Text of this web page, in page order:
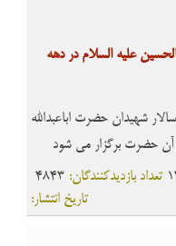
علیه السلام در دهه
شهیدان حضرت اباعبدالله
حضرت برگزار می شود
4843 تعداد بازدیدکنندگان:
تاریخ انتشار: